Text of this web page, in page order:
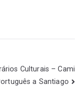
Culturais – Cami
a Santiago